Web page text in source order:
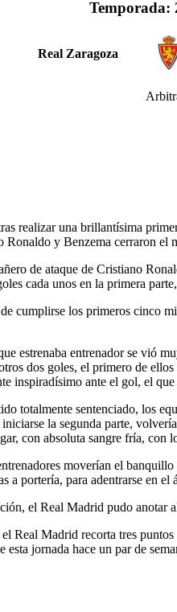
Temporada:
Real Zaragoza
realizar una brillantísima
Ronaldo y Benzema cerraron el
de ataque de Cristiano
cada unos en la primera
cumplirse los primeros cinco
estrenaba entrenador se vió
dos goles, el primero de
inspiradísimo ante el gol, el
totalmente sentenciado, los
la segunda parte,
con absoluta sangre fría, con
moverían el
a portería, para adentrarse en
el Real Madrid pudo anotar
Real Madrid recorta tres
esta jornada hace un par de